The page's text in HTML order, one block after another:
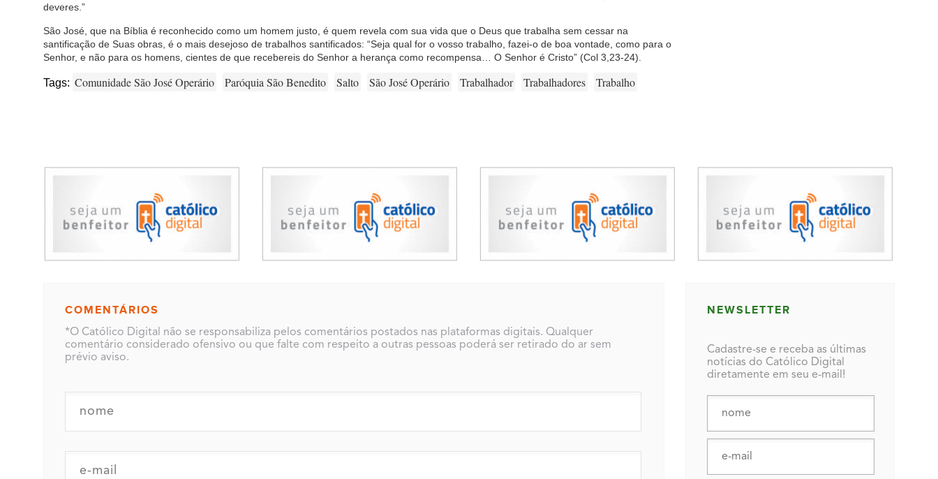
deveres.”
São José, que na Bíblia é reconhecido como um homem justo, é quem revela com sua vida que o Deus que trabalha sem cessar na
santificação de Suas obras, é o mais desejoso de trabalhos santificados: “Seja qual for o vosso trabalho, fazei-o de boa vontade, como para o
Senhor, e não para os homens, cientes de que recebereis do Senhor a herança como recompensa… O Senhor é Cristo” (Col 3,23-24).
Tags: Comunidade São José Operário Paróquia São Benedito Salto São José Operário Trabalhador Trabalhadores Trabalho
COMENTÁRIOS
*O Católico Digital não se responsabiliza pelos comentários postados nas plataformas digitais. Qualquer
comentário considerado ofensivo ou que falte com respeito a outras pessoas poderá ser retirado do ar sem
prévio aviso.
NEWSLETTER
Cadastre-se e receba as últimas
notícias do Católico Digital
diretamente em seu e-mail!